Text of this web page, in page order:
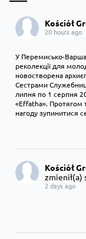
Kościół
20 hours ago
У Перемисько-
реколекції для
новостворена
Сестрами
липня по 1 серпня
«Effatha». Протягом
нагоду зупинитися
Kościół
zmienił(a)
2 days ago